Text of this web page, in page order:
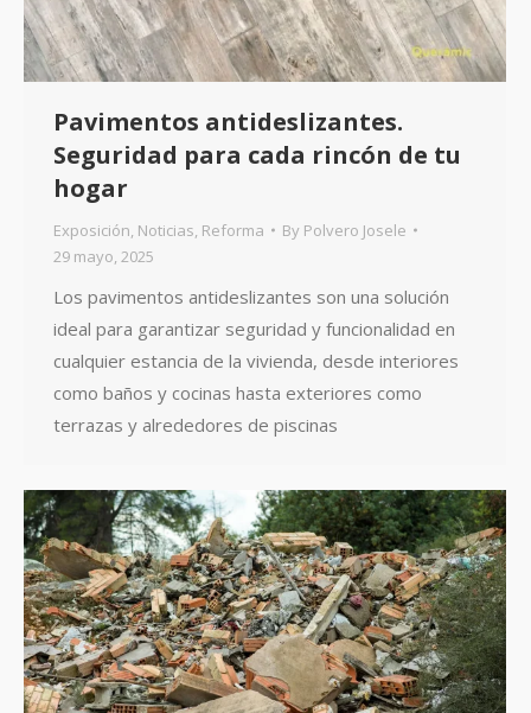
Pavimentos antideslizantes.
Seguridad para cada rincón de tu
hogar
Exposición, Noticias, Reforma By Polvero Josele
29 mayo, 2025
Los pavimentos antideslizantes son una solución
ideal para garantizar seguridad y funcionalidad en
cualquier estancia de la vivienda, desde interiores
como baños y cocinas hasta exteriores como
terrazas y alrededores de piscinas